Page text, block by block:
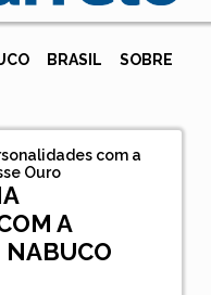
BRASIL SOBRE
com a
Ouro
A
NABUCO